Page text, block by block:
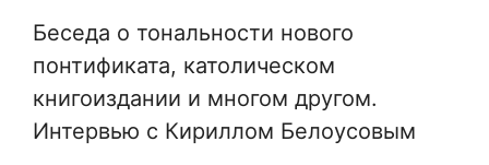
Беседа о тональности нового
понтификата, католическом
книгоиздании и многом другом.
Интервью с Кириллом Белоусовым